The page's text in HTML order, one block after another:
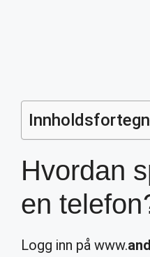
Hvordan
en
Logg inn på www.